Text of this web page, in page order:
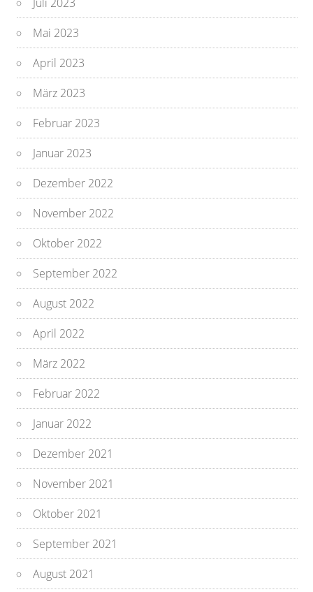
Mai 2023
April 2023
März 2023
Februar 2023
Januar 2023
Dezember 2022
November 2022
Oktober 2022
September 2022
August 2022
April 2022
März 2022
Februar 2022
Januar 2022
Dezember 2021
November 2021
Oktober 2021
September 2021
August 2021